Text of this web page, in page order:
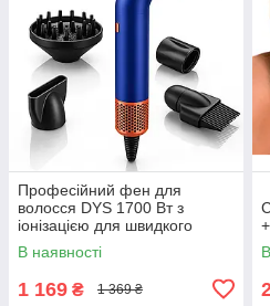
Професійний фен для
волосся DYS 1700 Вт з
іонізацією для швидкого
сушіння 110 000 об/хв
В наявності
1 169 ₴ 1 369 ₴